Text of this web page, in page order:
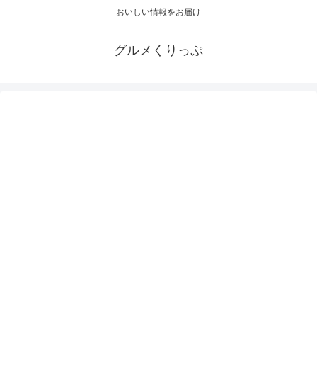
おいしい情報をお届け
グルメくりっぷ